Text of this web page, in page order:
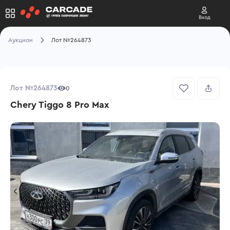
Вход
Аукцион Лот №264873
Лот №264873 0
Chery Tiggo 8 Pro Max